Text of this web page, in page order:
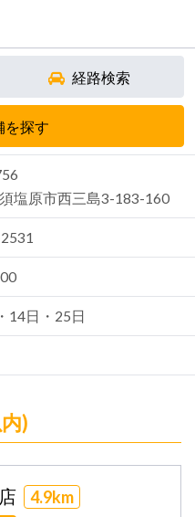
経路検索
を探す
塩原市西三島3-183-160
14日・25日
)
4.9km